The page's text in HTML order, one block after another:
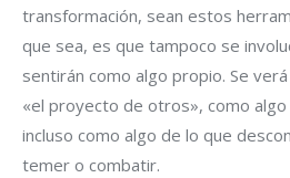
transformación, sean estos
que sea, es que tampoco se
sentirán como algo propio. Se
«el proyecto de otros», como
incluso como algo de lo que
temer o combatir.